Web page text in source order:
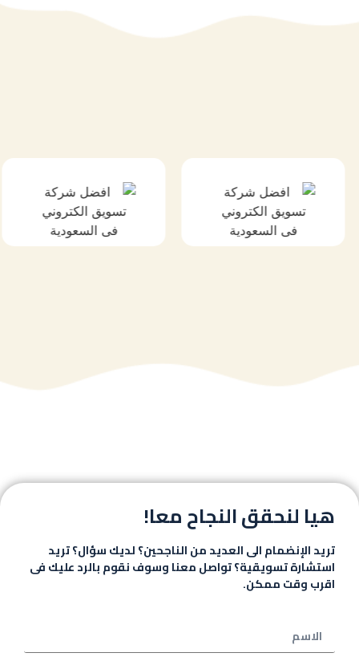
هيا لنحقق النجاح معا!
تريد الإنضمام الى العديد من الناجحين؟ لديك سؤال؟ تريد
استشارة تسويقية؟ تواصل معنا وسوف نقوم بالرد عليك فى
اقرب وقت ممكن.